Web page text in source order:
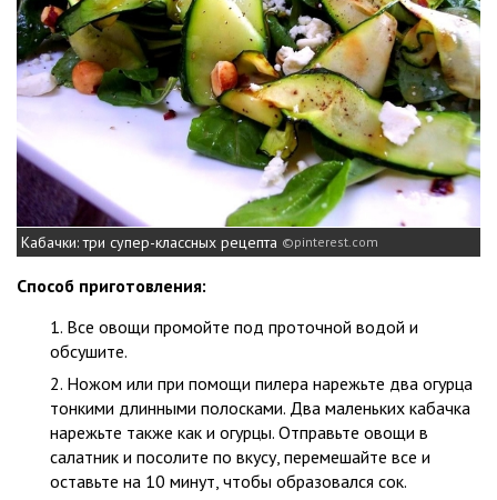
Кабачки: три супер-классных рецепта pinterest.com
Способ приготовления:
Все овощи промойте под проточной водой и
обсушите.
Ножом или при помощи пилера нарежьте два огурца
тонкими длинными полосками. Два маленьких кабачка
нарежьте также как и огурцы. Отправьте овощи в
салатник и посолите по вкусу, перемешайте все и
оставьте на 10 минут, чтобы образовался сок.